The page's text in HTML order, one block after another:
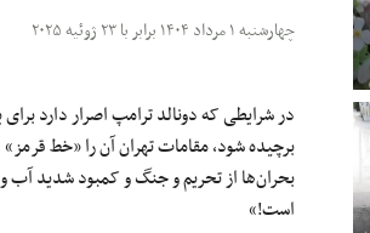
چهارشنبه ۱ مرداد ۱۴۰۴ برابر با ۲۳ ژوئیه ۲۰۲۵
در شرایطی که دونالد ترامپ اصرار دارد
برچیده شود، مقامات تهران آن را «خط
بحران‌ها از تحریم و جنگ و کمبود شدید آب
است!»